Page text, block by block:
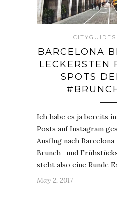
CITYGUIDES
BARCELONA
LECKERSTEN
SPOTS
Ich habe es ja bereits
Posts auf Instagram
Ausflug nach
Brunch- und
steht also eine Runde
May 2, 2017